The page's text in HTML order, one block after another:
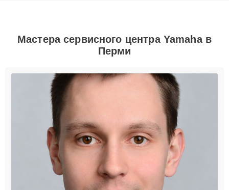
Мастера сервисного центра Yamaha в
Перми